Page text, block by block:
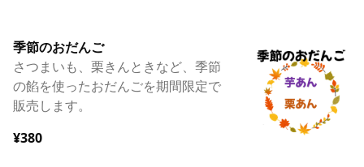
季節のおだんご
さつまいも、栗きんときなど、季節
の餡を使ったおだんごを期間限定で
販売します。
¥380